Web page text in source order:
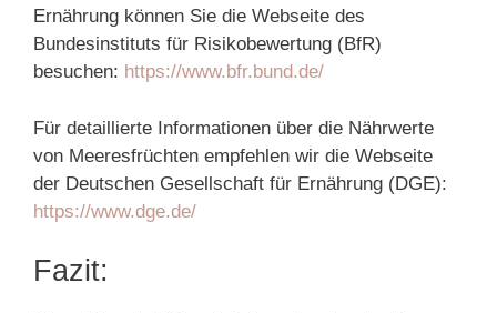
Ernährung können Sie die Webseite des
Bundesinstituts für Risikobewertung (BfR)
besuchen: https://www.bfr.bund.de/
Für detaillierte Informationen über die Nährwerte
von Meeresfrüchten empfehlen wir die Webseite
der Deutschen Gesellschaft für Ernährung (DGE):
https://www.dge.de/
Fazit: